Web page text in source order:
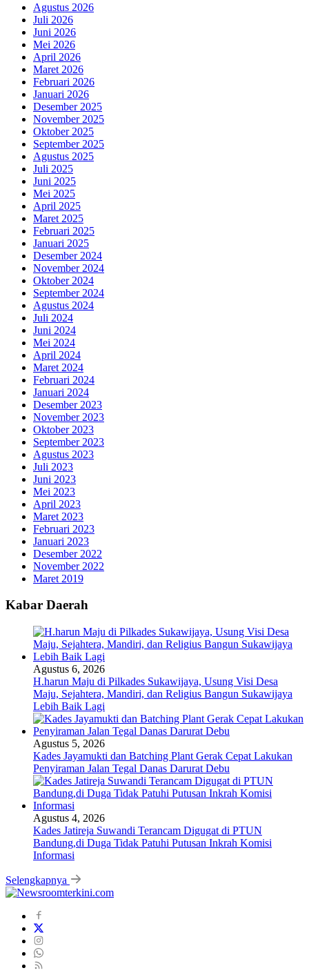
Agustus 2026
Juli 2026
Juni 2026
Mei 2026
April 2026
Maret 2026
Februari 2026
Januari 2026
Desember 2025
November 2025
Oktober 2025
September 2025
Agustus 2025
Juli 2025
Juni 2025
Mei 2025
April 2025
Maret 2025
Februari 2025
Januari 2025
Desember 2024
November 2024
Oktober 2024
September 2024
Agustus 2024
Juli 2024
Juni 2024
Mei 2024
April 2024
Maret 2024
Februari 2024
Januari 2024
Desember 2023
November 2023
Oktober 2023
September 2023
Agustus 2023
Juli 2023
Juni 2023
Mei 2023
April 2023
Maret 2023
Februari 2023
Januari 2023
Desember 2022
November 2022
Maret 2019
Kabar Daerah
Agustus 6, 2026
H.harun Maju di Pilkades Sukawijaya, Usung Visi Desa
Maju, Sejahtera, Mandiri, dan Religius Bangun Sukawijaya
Lebih Baik Lagi
Agustus 5, 2026
Kades Jayamukti dan Batching Plant Gerak Cepat Lakukan
Penyiraman Jalan Tegal Danas Darurat Debu
Agustus 4, 2026
Kades Jatireja Suwandi Terancam Digugat di PTUN
Bandung,di Duga Tidak Patuhi Putusan Inkrah Komisi
Informasi
Selengkapnya